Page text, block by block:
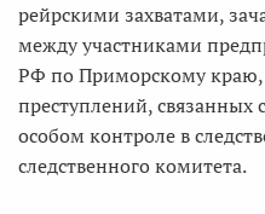
рейрскими захватами,
между участниками
РФ по Приморскому краю,
преступлений, связанных
особом контроле в
следственного комитета.